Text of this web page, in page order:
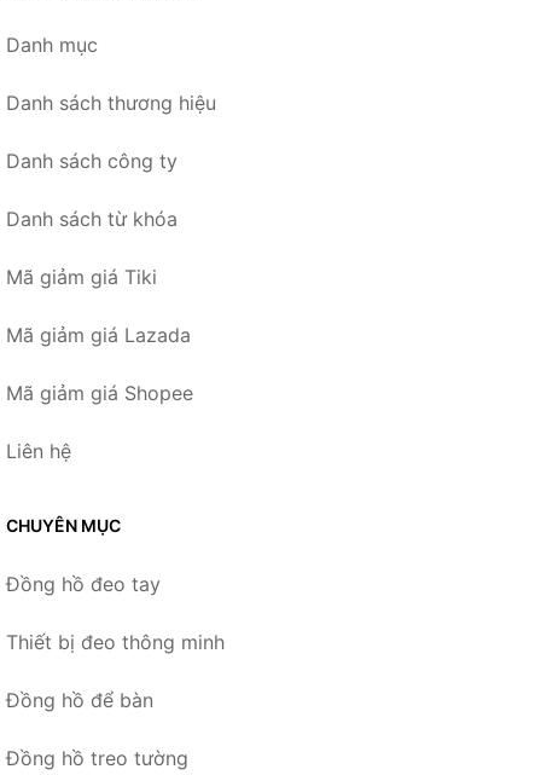
Danh mục
Danh sách thương hiệu
Danh sách công ty
Danh sách từ khóa
Mã giảm giá Tiki
Mã giảm giá Lazada
Mã giảm giá Shopee
Liên hệ
CHUYÊN MỤC
Đồng hồ đeo tay
Thiết bị đeo thông minh
Đồng hồ để bàn
Đồng hồ treo tường